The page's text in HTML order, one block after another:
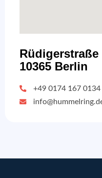
Rüdigerstraße
10365 Berlin
+49 0174 167 0134